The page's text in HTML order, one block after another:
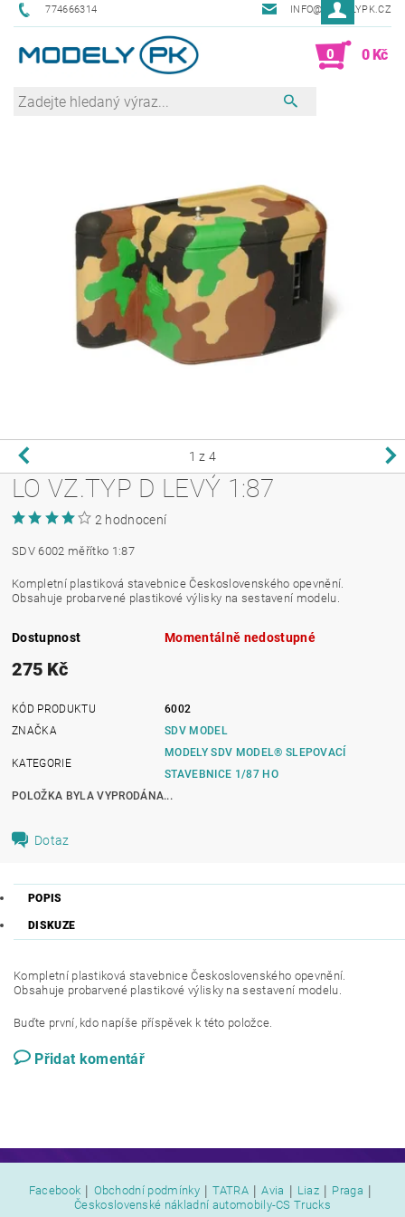
774666314 INFO@MODELYPK.CZ
0 0 Kč
1 z 4
LO VZ.TYP D LEVÝ 1:87
2 hodnocení
SDV 6002 měřítko 1:87
Kompletní plastiková stavebnice Československého opevnění.
Obsahuje probarvené plastikové výlisky na sestavení modelu.
Dostupnost Momentálně nedostupné
275 Kč
KÓD PRODUKTU
6002
ZNAČKA
SDV MODEL
KATEGORIE
MODELY SDV MODEL® SLEPOVACÍ
STAVEBNICE 1/87 HO
POLOŽKA BYLA VYPRODÁNA...
Dotaz
POPIS
DISKUZE
Kompletní plastiková stavebnice Československého opevnění.
Obsahuje probarvené plastikové výlisky na sestavení modelu.
Buďte první, kdo napíše příspěvek k této položce.
Přidat komentář
Facebook | Obchodní podmínky | TATRA | Avia | Liaz | Praga |
Československé nákladní automobily-CS Trucks